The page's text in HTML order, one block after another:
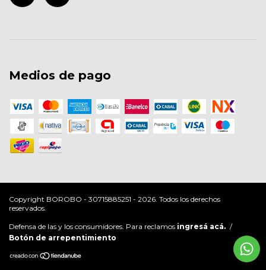
Medios de pago
Copyright BOROBO - 30715885251 - 2026. Todos los derechos
reservados.
Defensa de las y los consumidores. Para reclamos ingresá acá. /
Botón de arrepentimiento